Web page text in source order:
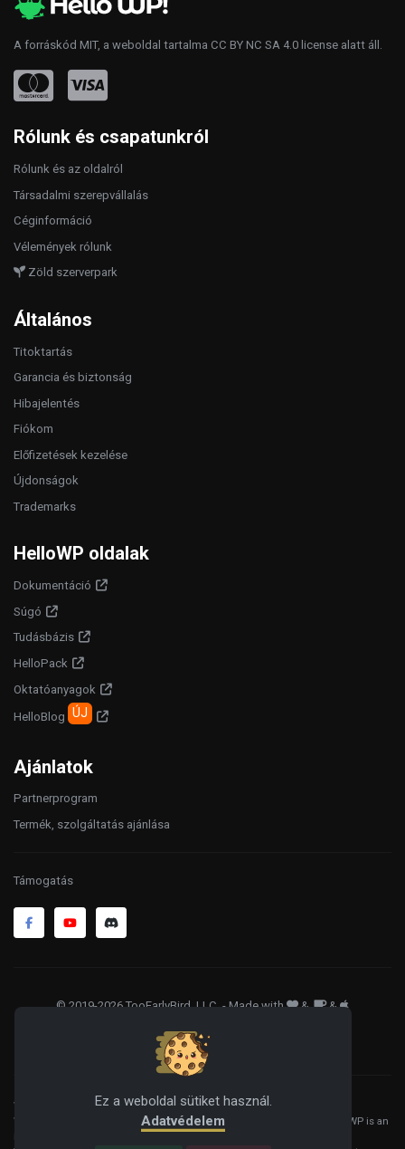
Ez a weboldal sütiket használ.
Adatvédelem
A forráskód MIT, a weboldal tartalma CC BY NC SA 4.0 license alatt áll.
Rólunk és csapatunkról
Rólunk és az oldalról
Társadalmi szerepvállalás
Céginformáció
Vélemények rólunk
Zöld szerverpark
Általános
Titoktartás
Garancia és biztonság
Hibajelentés
Fiókom
Előfizetések kezelése
Újdonságok
Trademarks
HelloWP oldalak
Dokumentáció
Súgó
Tudásbázis
HelloPack
Oktatóanyagok
HelloBlog ÚJ
Ajánlatok
Partnerprogram
Termék, szolgáltatás ajánlása
Támogatás
© 2019-2026 TooEarlyBird, LLC. - Made with & &
Adatkezelés
WordPress® is a registered trademark of the WordPress Foundation, and
WooCommerce® is a registered trademark of WooCommerce, Inc. HelloWP is an